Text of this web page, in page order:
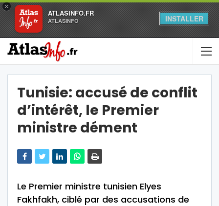
×
ATLASINFO.FR
ATLASINFO INSTALLER
Tunisie: accusé de conflit
d’intérêt, le Premier
ministre dément
Le Premier ministre tunisien Elyes
Fakhfakh, ciblé par des accusations de